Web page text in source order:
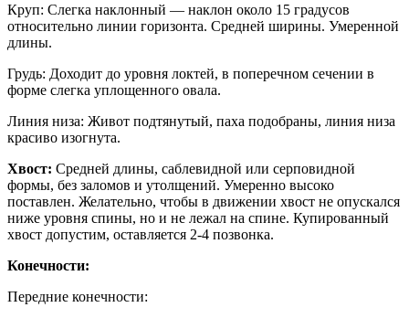
Круп: Слегка наклонный — наклон около 15 градусов
относительно линии горизонта. Средней ширины. Умеренной
длины.
Грудь: Доходит до уровня локтей, в поперечном сечении в
форме слегка уплощенного овала.
Линия низа: Живот подтянутый, паха подобраны, линия низа
красиво изогнута.
Хвост: Средней длины, саблевидной или серповидной
формы, без заломов и утолщений. Умеренно высоко
поставлен. Желательно, чтобы в движении хвост не опускался
ниже уровня спины, но и не лежал на спине. Купированный
хвост допустим, оставляется 2-4 позвонка.
Конечности:
Передние конечности: